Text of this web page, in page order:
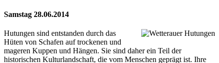
Samstag 28.06.2014
Hutungen sind entstanden durch das
Hüten von Schafen auf trockenen und
mageren Kuppen und Hängen. Sie sind daher ein Teil der
historischen Kulturlandschaft, die vom Menschen geprägt ist. Ihre